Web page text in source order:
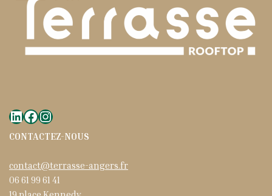
CONTACTEZ-NOUS
contact@terrasse-angers.fr
06 61 99 61 41